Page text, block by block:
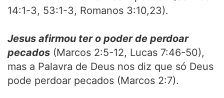
14:1-3, 53:1-3, Romanos 3:10,23).
Jesus afirmou ter o poder de perdoar
pecados (Marcos 2:5-12, Lucas 7:46-50),
mas a Palavra de Deus nos diz que só Deus
pode perdoar pecados (Marcos 2:7).